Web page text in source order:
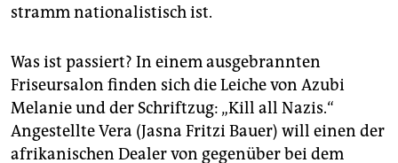
stramm nationalistisch ist.
Was ist passiert? In einem ausgebrannten
Friseursalon finden sich die Leiche von Azubi
Melanie und der Schriftzug: „Kill all Nazis.“
Angestellte Vera (Jasna Fritzi Bauer) will einen der
afrikanischen Dealer von gegenüber bei dem